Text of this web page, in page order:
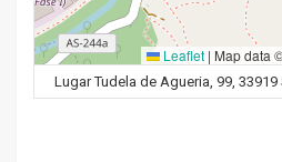
Leaflet | Map data
Lugar Tudela de Agueria, 99,